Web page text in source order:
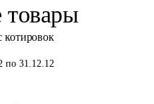
котировок
по 31.12.12